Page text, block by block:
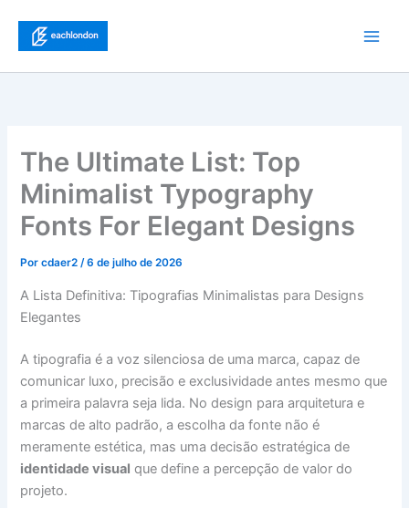
conteúdo
The Ultimate List: Top
Minimalist Typography
Fonts For Elegant Designs
Porcdaer2/6 de julho de 2026
A Lista Definitiva: Tipografias Minimalistas para Designs
Elegantes
A tipografia é a voz silenciosa de uma marca, capaz de
comunicar luxo, precisão e exclusividade antes mesmo que
a primeira palavra seja lida. No design para arquitetura e
marcas de alto padrão, a escolha da fonte não é
meramente estética, mas uma decisão estratégica de
identidade visual que define a percepção de valor do
projeto.